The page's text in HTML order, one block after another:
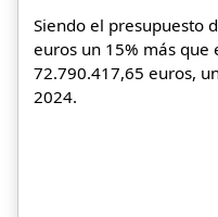
Siendo el presupuesto
euros un 15% más que
72.790.417,65 euros,
2024.